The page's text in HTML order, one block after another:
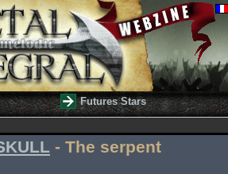
Futures Stars
- The serpent